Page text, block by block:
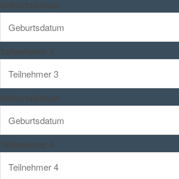
Geburtsdatum
Teilnehmer 3
Geburtsdatum
Teilnehmer 4